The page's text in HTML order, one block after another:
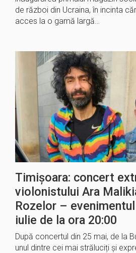
de război din Ucraina, în incinta
acces la o gamă largă…
Timișoara: concert
violonistului Ara
Rozelor –
iulie de la ora 20:00
După concertul din 25 mai, de la
unul dintre cei mai străluciți și